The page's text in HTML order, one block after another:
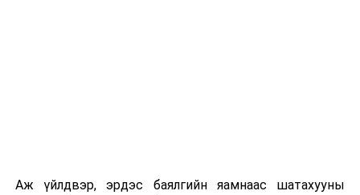
практик ур чадварыг сургалтын хөтөлбөрт тусгажээ.
Аж үйлдвэр, эрдэс баялгийн яамнаас шатахууны